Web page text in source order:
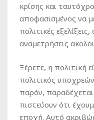
κρίσης και
αποφασισμένος να
πολιτικές
αναμετρήσεις
Ξέρετε, η πολιτική
πολιτικός
παρόν, παραδέχεται
πιστεύουν ότι
εποχή. Αυτό